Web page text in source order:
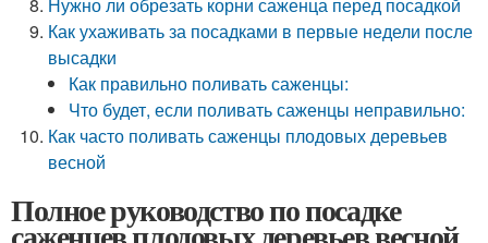
Как ухаживать за посадками в первые недели после
высадки
Как правильно поливать саженцы:
Что будет, если поливать саженцы неправильно:
Как часто поливать саженцы плодовых деревьев
весной
Полное руководство по посадке